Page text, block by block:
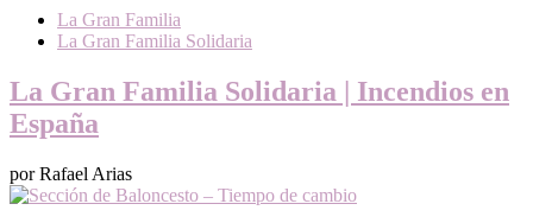
La Gran Familia
La Gran Familia Solidaria
La Gran Familia Solidaria | Incendios en
España
por Rafael Arias